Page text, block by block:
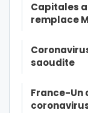
Capitales
remplace
saoudite
France-Un